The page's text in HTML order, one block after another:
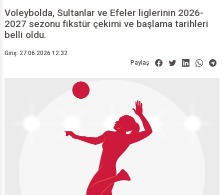
Voleybolda, Sultanlar ve Efeler liglerinin 2026-
2027 sezonu fikstür çekimi ve başlama tarihleri
belli oldu.
Giriş: 27.06.2026 12:32
Paylaş